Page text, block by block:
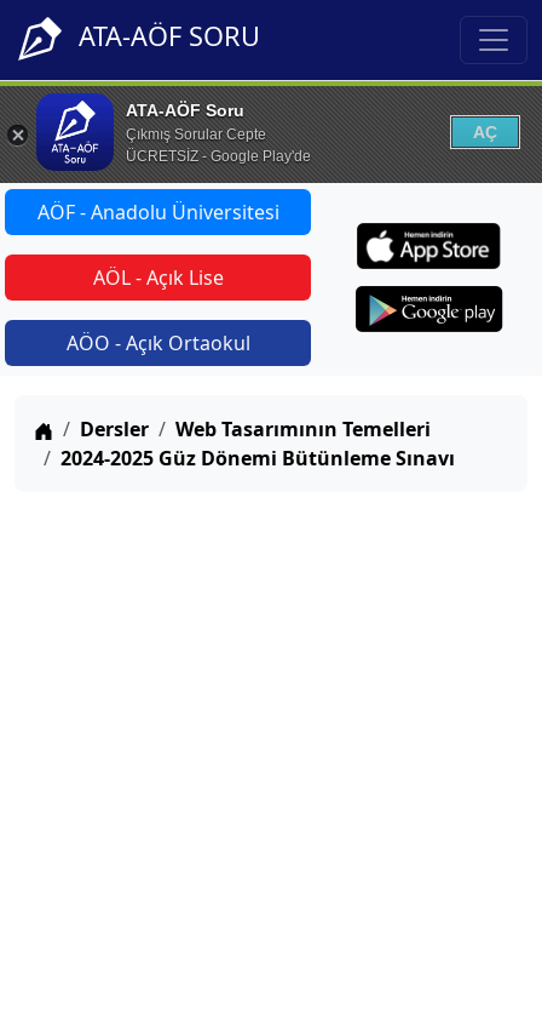
ATA-AÖF SORU
ATA-AÖF Soru
Çıkmış Sorular Cepte
ÜCRETSİZ - Google Play'de
AÇ
AÖF - Anadolu Üniversitesi
AÖL - Açık Lise
AÖO - Açık Ortaokul
Anasayfa
Dersler
Web Tasarımının Temelleri
2024-2025 Güz Dönemi Bütünleme Sınavı